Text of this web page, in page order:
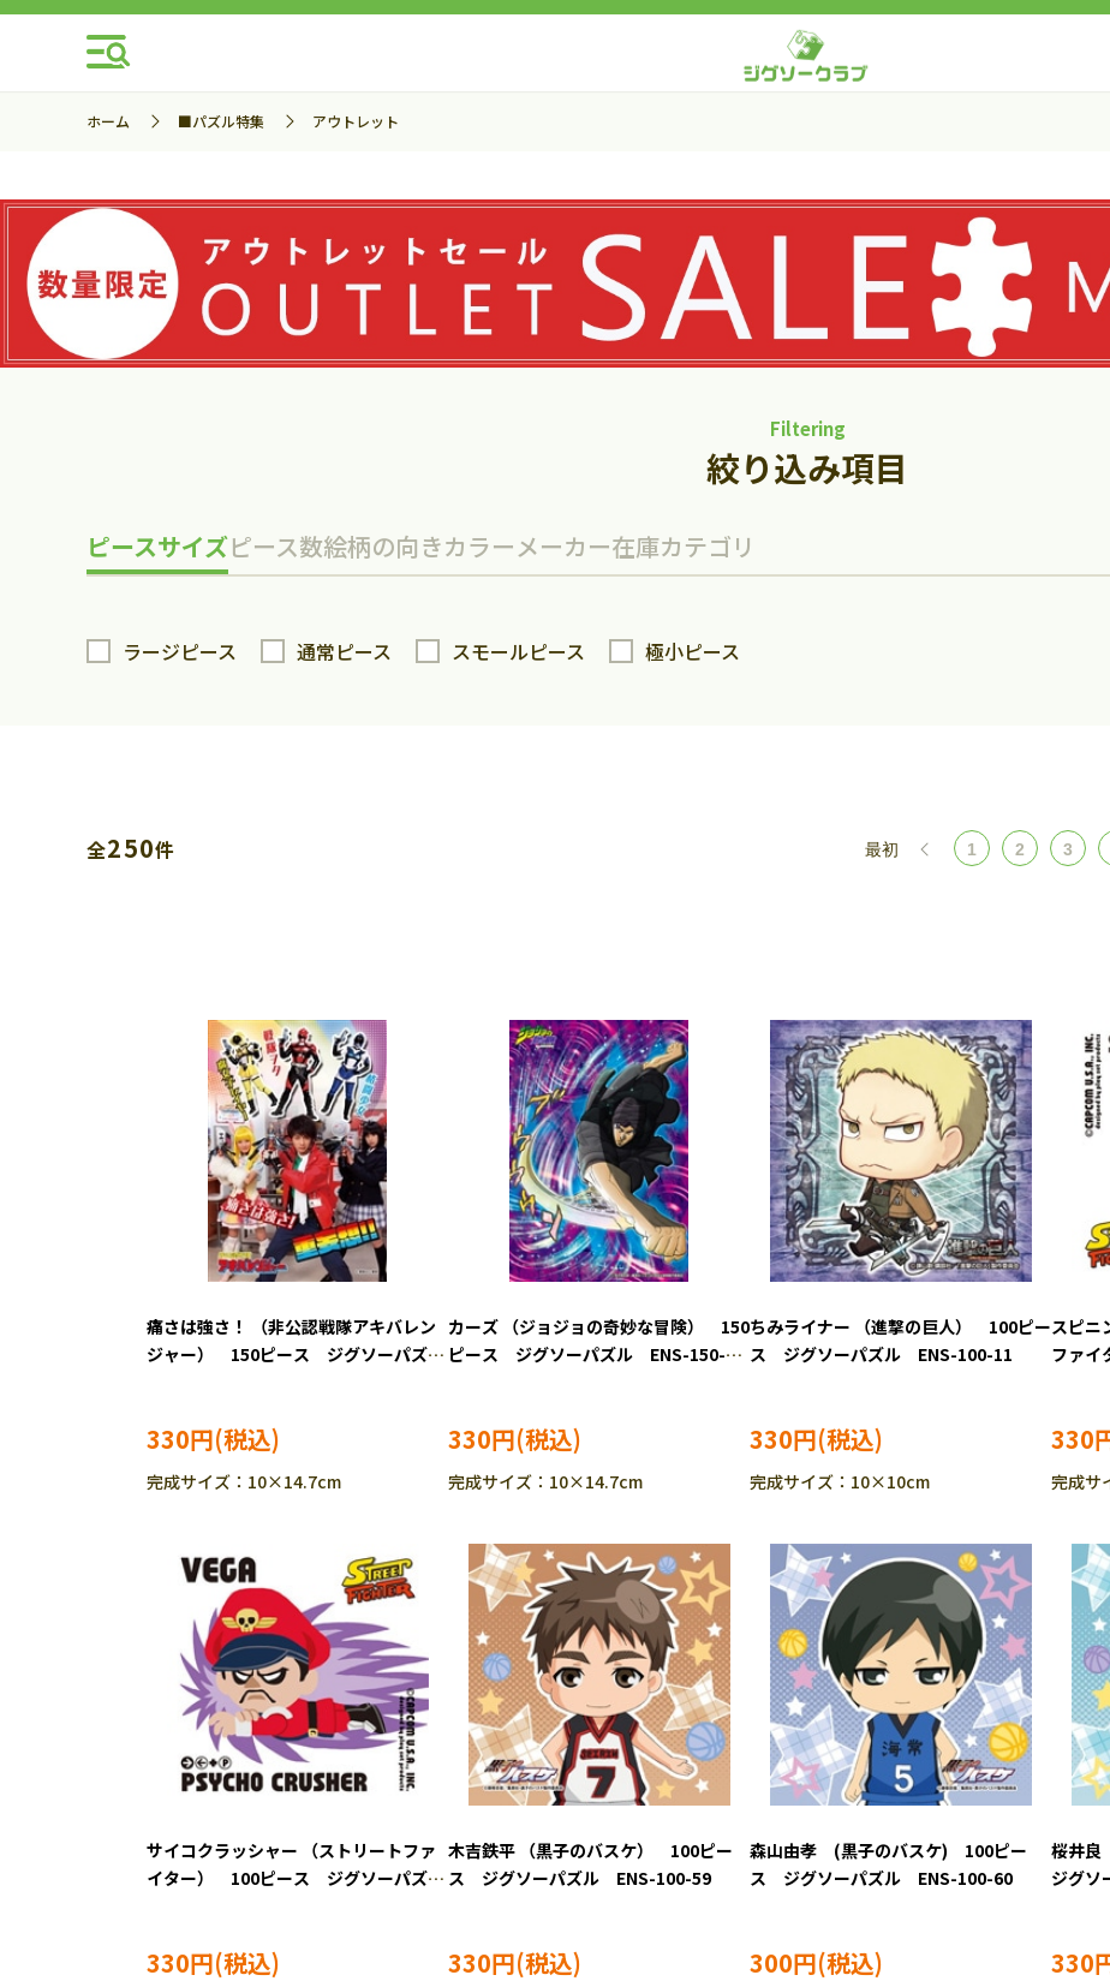
ホーム ■パズル特集 アウトレット
Filtering
絞り込み項目
ピースサイズピース数絵柄の向きカラーメーカー在庫カテゴリ
ラージピース 通常ピース スモールピース 極小ピース
全250件 最初 1 2 3
痛さは強さ！ （非公認戦隊アキバレン
ジャー） 150ピース ジグソーパズ
330円
完成サイズ：10×14.7cm
カーズ （ジョジョの奇妙な冒険） 150
ピース ジグソーパズル ENS-150-
330円
完成サイズ：10×14.7cm
ちみライナー （進撃の巨人） 100ピー
ス ジグソーパズル ENS-100-11
330円
完成サイズ：10×10cm
スピニ
ファ
330
完成サ
サイコクラッシャー （ストリートファ
イター） 100ピース ジグソーパズ
330円
木吉鉄平 （黒子のバスケ） 100ピー
ス ジグソーパズル ENS-100-59
330円
森山由孝 (黒子のバスケ) 100ピー
ス ジグソーパズル ENS-100-60
300円
桜井良
ジグ
330